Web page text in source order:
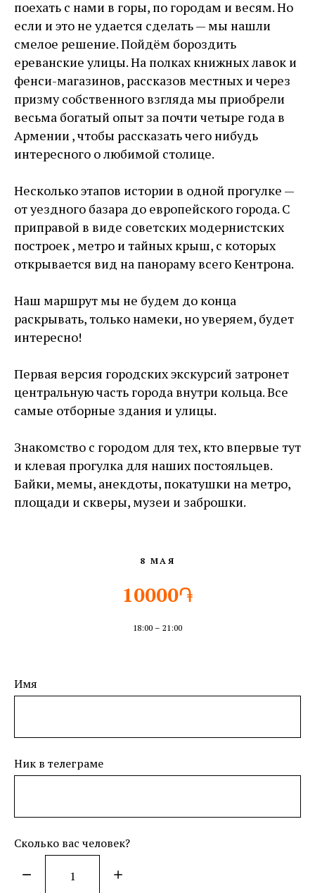
поехать с нами в горы, по городам и весям. Но
если и это не удается сделать — мы нашли
смелое решение. Пойдём бороздить
ереванские улицы. На полках книжных лавок и
фенси-магазинов, рассказов местных и через
призму собственного взгляда мы приобрели
весьма богатый опыт за почти четыре года в
Армении , чтобы рассказать чего нибудь
интересного о любимой столице.
Несколько этапов истории в одной прогулке —
от уездного базара до европейского города. С
приправой в виде советских модернистских
построек , метро и тайных крыш, с которых
открывается вид на панораму всего Кентрона.
Наш маршрут мы не будем до конца
раскрывать, только намеки, но уверяем, будет
интересно!
Первая версия городских экскурсий затронет
центральную часть города внутри кольца. Все
самые отборные здания и улицы.
Знакомство с городом для тех, кто впервые тут
и клевая прогулка для наших постояльцев.
Байки, мемы, анекдоты, покатушки на метро,
площади и скверы, музеи и заброшки.
8 МАЯ
10000֏
18:00 – 21:00
Имя
Ник в телеграме
Сколько вас человек?